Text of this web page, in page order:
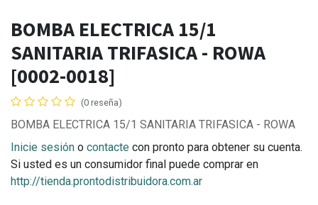
BOMBA ELECTRICA 15/1
SANITARIA TRIFASICA - ROWA
[0002-0018]
(0 reseña)
BOMBA ELECTRICA 15/1 SANITARIA TRIFASICA - ROWA
Inicie sesión o contacte con pronto para obtener su cuenta.
Si usted es un consumidor final puede comprar en
http://tienda.prontodistribuidora.com.ar